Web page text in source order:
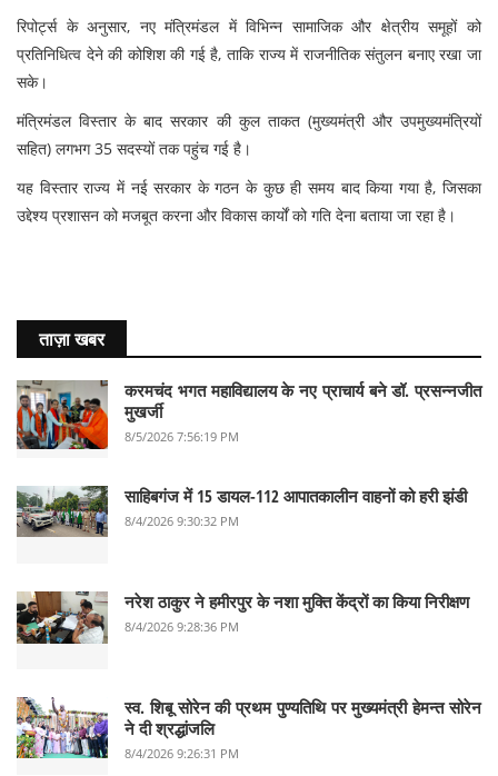
रिपोर्ट्स के अनुसार, नए मंत्रिमंडल में विभिन्न सामाजिक और क्षेत्रीय समूहों को
प्रतिनिधित्व देने की कोशिश की गई है, ताकि राज्य में राजनीतिक संतुलन बनाए रखा जा
सके।
मंत्रिमंडल विस्तार के बाद सरकार की कुल ताकत (मुख्यमंत्री और उपमुख्यमंत्रियों
सहित) लगभग 35 सदस्यों तक पहुंच गई है।
यह विस्तार राज्य में नई सरकार के गठन के कुछ ही समय बाद किया गया है, जिसका
उद्देश्य प्रशासन को मजबूत करना और विकास कार्यों को गति देना बताया जा रहा है।
ताज़ा खबर
करमचंद भगत महाविद्यालय के नए प्राचार्य बने डॉ. प्रसन्नजीत
मुखर्जी
8/5/2026 7:56:19 PM
साहिबगंज में 15 डायल-112 आपातकालीन वाहनों को हरी झंडी
8/4/2026 9:30:32 PM
नरेश ठाकुर ने हमीरपुर के नशा मुक्ति केंद्रों का किया निरीक्षण
8/4/2026 9:28:36 PM
स्व. शिबू सोरेन की प्रथम पुण्यतिथि पर मुख्यमंत्री हेमन्त सोरेन
ने दी श्रद्धांजलि
8/4/2026 9:26:31 PM